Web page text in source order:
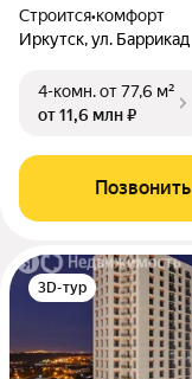
Строится•комфорт
Иркутск, ул. Баррикад
4-комн.от 77,6 м²
от 11,6 млн ₽
Позвонить
3D-тур